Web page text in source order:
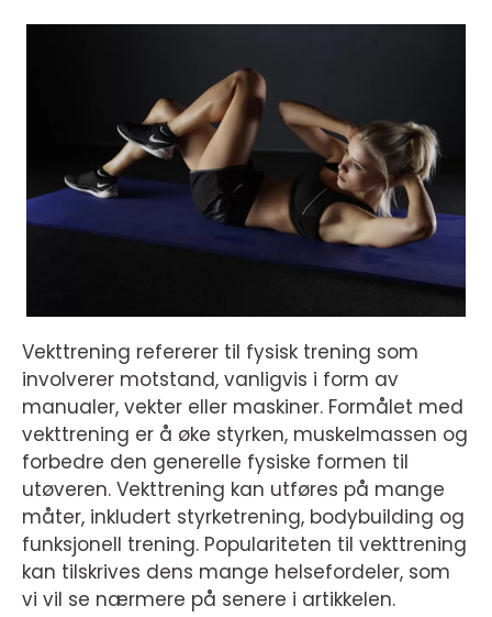
Vekttrening refererer til fysisk trening som
involverer motstand, vanligvis i form av
manualer, vekter eller maskiner. Formålet med
vekttrening er å øke styrken, muskelmassen og
forbedre den generelle fysiske formen til
utøveren. Vekttrening kan utføres på mange
måter, inkludert styrketrening, bodybuilding og
funksjonell trening. Populariteten til vekttrening
kan tilskrives dens mange helsefordeler, som
vi vil se nærmere på senere i artikkelen.